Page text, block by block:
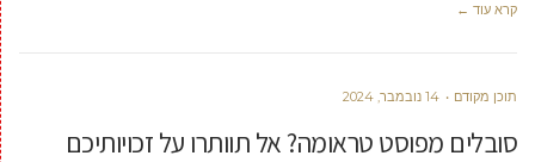
קרא עוד ←
תוכן מקודם 14 נובמבר, 2024
סובלים מפוסט טראומה? אל תוותרו על זכויותיכם